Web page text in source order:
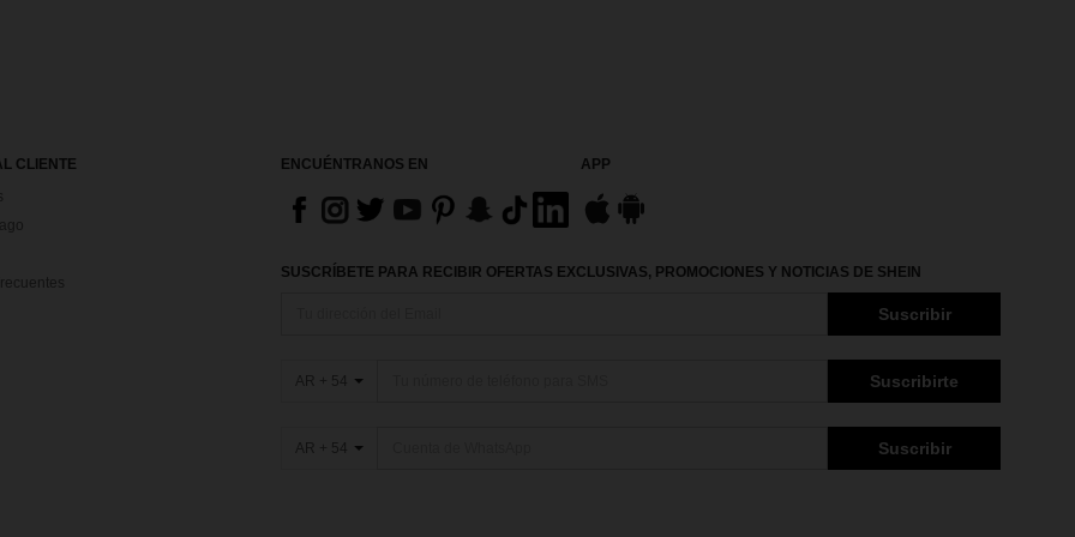
CLIENTE
ENCUÉNTRANOS EN APP
SUSCRÍBETE PARA RECIBIR OFERTAS EXCLUSIVAS, PROMOCIONES Y NOTICIAS DE SHEIN
Suscribir
AR + 54 Suscribirte
AR + 54 Suscribir